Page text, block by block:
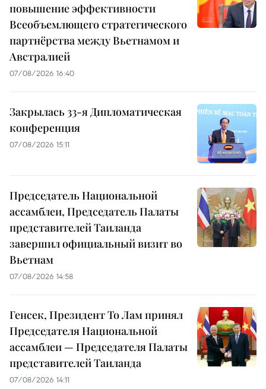
повышение эффективности
Всеобъемлющего стратегического
партнёрства между Вьетнамом и
Австралией
07/08/2026 16:40
Закрылась 33-я Дипломатическая
конференция
07/08/2026 15:11
Председатель Национальной
ассамблеи, Председатель Палаты
представителей Таиланда
завершил официальный визит во
Вьетнам
07/08/2026 14:58
Генсек, Президент То Лам принял
Председателя Национальной
ассамблеи — Председателя Палаты
представителей Таиланда
07/08/2026 14:11